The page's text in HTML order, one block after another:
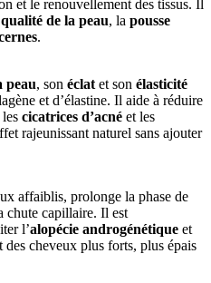
et le renouvellement des tissus. Il
qualité de la peau, la pousse
.
peau, son éclat et son élasticité
et d’élastine. Il aide à réduire
les cicatrices d’acné et les
rajeunissant naturel sans ajouter
affaiblis, prolonge la phase de
chute capillaire. Il est
l’alopécie androgénétique et
des cheveux plus forts, plus épais